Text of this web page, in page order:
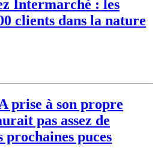
Intermarché : les
clients dans la nature
prise à son propre
pas assez de
prochaines puces